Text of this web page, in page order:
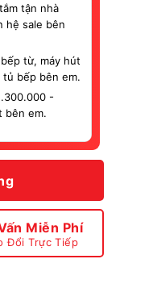
tận nhà
hệ sale bên
từ, máy hút
tủ bếp bên em.
-
bên em.
Miễn Phí
Đổi Trực Tiếp